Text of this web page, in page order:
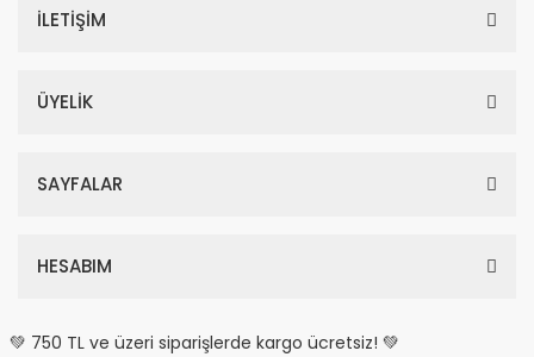
İLETİŞİM
ÜYELİK
SAYFALAR
HESABIM
💚 750 TL ve üzeri siparişlerde kargo ücretsiz! 💚